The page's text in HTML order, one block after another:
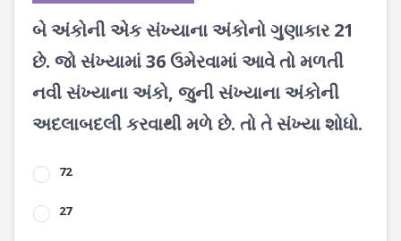
બે અંકોની એક સંખ્યાના અંકોનો ગુણાકાર 21
છે. જો સંખ્યામાં 36 ઉમેરવામાં આવે તો મળતી
નવી સંખ્યાના અંકો, જુની સંખ્યાના અંકોની
અદલાબદલી કરવાથી મળે છે. તો તે સંખ્યા શોધો.
72
27